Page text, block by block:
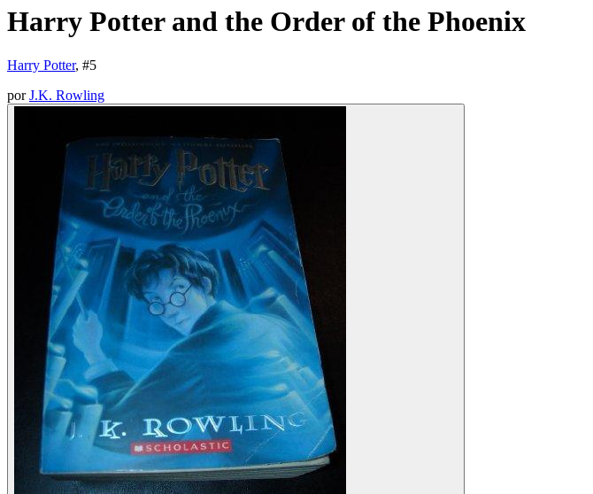
Harry Potter and the Order of the Phoenix
Harry Potter, #5
porJ.K. Rowling